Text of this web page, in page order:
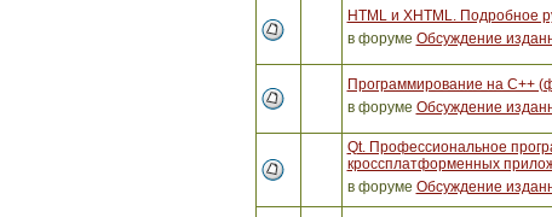
HTML и XHTML. Подробное
в форуме Обсуждение
Программирование на C++
в форуме Обсуждение
Qt. Профессиональное
кроссплатформенных
в форуме Обсуждение